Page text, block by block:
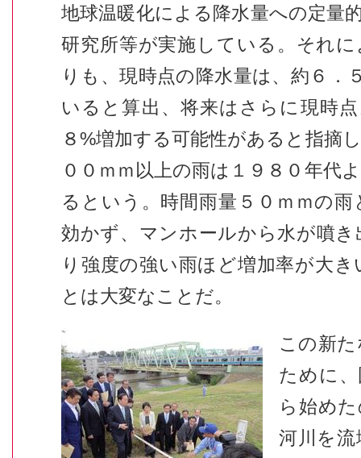
地球温暖化による降水量への定量
研究所等が実施している。それ
りも、現時点の降水量は、約６．
いると算出、将来はさらに現時
８%増加する可能性があると指摘
００ｍｍ以上の雨は１９８０年代
るという。時間雨量５０ｍｍの
効かず、マンホールから水が噴
り強度の強い雨ほど増加率が大
とは大変なことだ。
この新
ために
ら始め
河川を